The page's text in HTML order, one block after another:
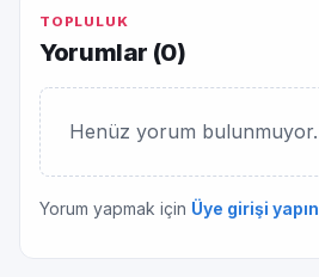
TOPLULUK
Yorumlar (0)
Henüz yorum bulunmuyor.
Yorum yapmak için Üye girişi yapın